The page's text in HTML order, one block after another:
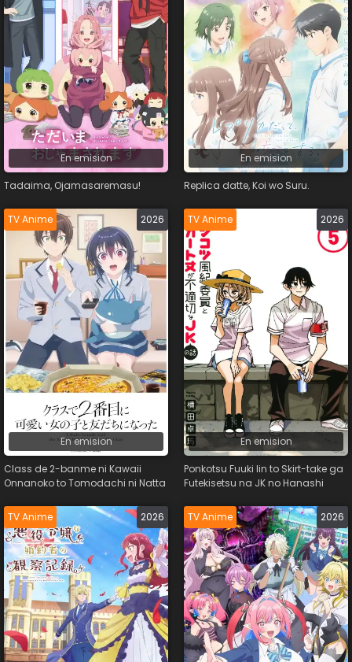
En emision
Tadaima, Ojamasaremasu!
En emision
Replica datte, Koi wo Suru.
TV Anime 2026
En emision
Class de 2-banme ni Kawaii
Onnanoko to Tomodachi ni Natta
TV Anime 2026
En emision
Ponkotsu Fuuki Iin to Skirt-take ga
Futekisetsu na JK no Hanashi
TV Anime 2026 TV Anime 2026